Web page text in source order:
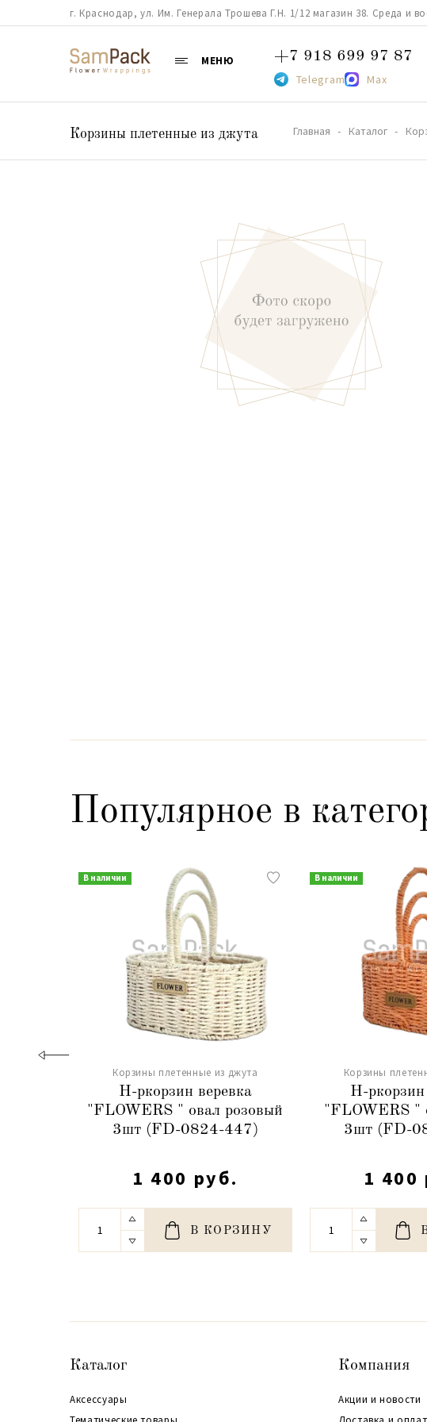
г. Краснодар, ул. Им. Генерала Трошева Г.Н. 1/12 магазин 38. Среда и
МЕНЮ +7 918 699 97 87
Telegram Max
Корзины плетенные из джута Главная Каталог
Популярное в
В наличии
Корзины плетенные из джута
Н-ркорзин веревка
"FLOWERS " овал розовый
3шт (FD-0824-447)
1 400 руб.
В КОРЗИНУ
В наличии
Корзины
Н-ркорзин
"FLOWERS "
3шт (FD-
1 400
Каталог
Аксессуары
Компания
Акции и новости